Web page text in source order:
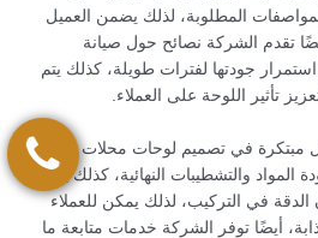
المطلوبة، لذلك يضمن العميل
تقدم الشركة نصائح حول صيانة
جودتها لفترات طويلة، كذلك يتم
تأثير اللوحة على العملاء.
مبتكرة في تصميم لوحات محلات تجارية
المواد والتشطيبات النهائية، كذلك يتم
في التركيب، لذلك يمكن للعملاء
أيضًا توفر الشركة خدمات متابعة ما